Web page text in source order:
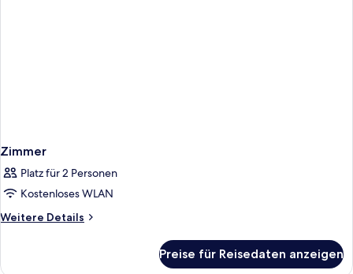
Zimmer
Platz für 2 Personen
Kostenloses WLAN
Weitere Details
Weitere
Preise für Reisedaten anzeigen